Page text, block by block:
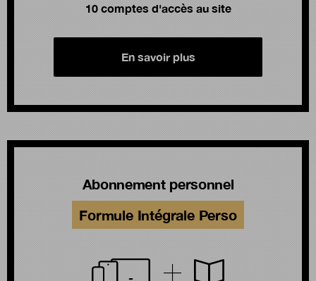
10 comptes d'accès au site
En savoir plus
Abonnement personnel
Formule Intégrale Perso